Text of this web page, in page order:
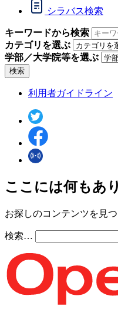
シラバス検索
キーワードから検索
カテゴリを選ぶ
学部／大学院等を選ぶ
検索
利用者ガイドライン
ここには何もあ
お探しのコンテンツを見
検索…